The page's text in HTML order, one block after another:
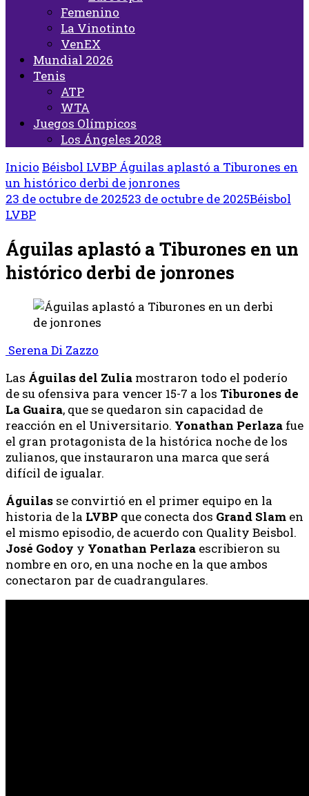
Femenino
La Vinotinto
VenEX
Mundial 2026
Tenis
ATP
WTA
Juegos Olímpicos
Los Ángeles 2028
Inicio Béisbol LVBP Águilas aplastó a Tiburones en
un histórico derbi de jonrones
23 de octubre de 202523 de octubre de 2025Béisbol
LVBP
Águilas aplastó a Tiburones en un
histórico derbi de jonrones
Serena Di Zazzo
Las Águilas del Zulia mostraron todo el poderío
de su ofensiva para vencer 15-7 a los Tiburones de
La Guaira, que se quedaron sin capacidad de
reacción en el Universitario. Yonathan Perlaza fue
el gran protagonista de la histórica noche de los
zulianos, que instauraron una marca que será
difícil de igualar.
Águilas se convirtió en el primer equipo en la
historia de la LVBP que conecta dos Grand Slam en
el mismo episodio, de acuerdo con Quality Beisbol.
José Godoy y Yonathan Perlaza escribieron su
nombre en oro, en una noche en la que ambos
conectaron par de cuadrangulares.